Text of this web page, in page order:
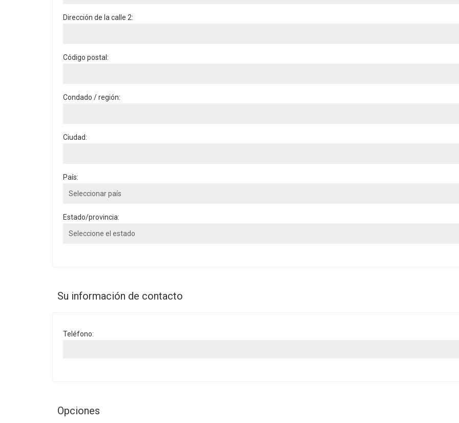
Dirección de la calle 2:
Código postal:
Condado / región:
Ciudad:
País:
Estado/provincia:
Su información de contacto
Teléfono:
Opciones